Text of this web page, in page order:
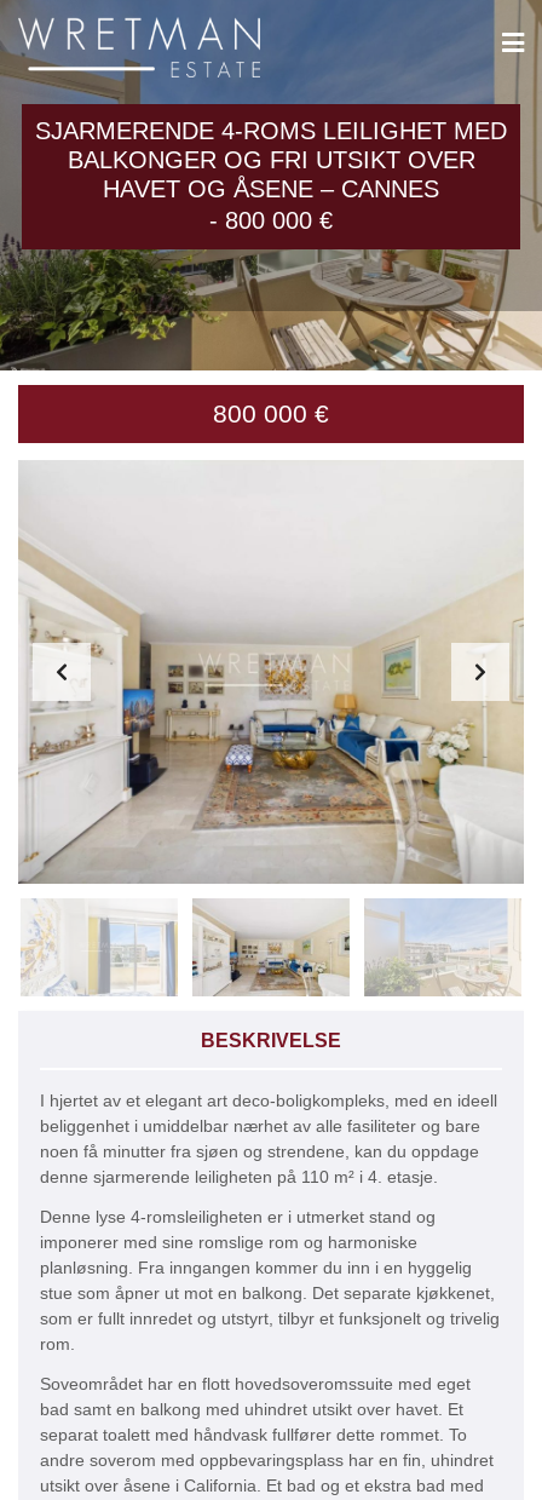
SJARMERENDE 4-ROMS LEILIGHET MED
BALKONGER OG FRI UTSIKT OVER
HAVET OG ÅSENE – CANNES
- 800 000 €
800 000 €
BESKRIVELSE
I hjertet av et elegant art deco-boligkompleks, med en ideell
beliggenhet i umiddelbar nærhet av alle fasiliteter og bare
noen få minutter fra sjøen og strendene, kan du oppdage
denne sjarmerende leiligheten på 110 m² i 4. etasje.
Denne lyse 4-romsleiligheten er i utmerket stand og
imponerer med sine romslige rom og harmoniske
planløsning. Fra inngangen kommer du inn i en hyggelig
stue som åpner ut mot en balkong. Det separate kjøkkenet,
som er fullt innredet og utstyrt, tilbyr et funksjonelt og trivelig
rom.
Soveområdet har en flott hovedsoveromssuite med eget
bad samt en balkong med uhindret utsikt over havet. Et
separat toalett med håndvask fullfører dette rommet. To
andre soverom med oppbevaringsplass har en fin, uhindret
utsikt over åsene i California. Et bad og et ekstra bad med
Cookies management panel